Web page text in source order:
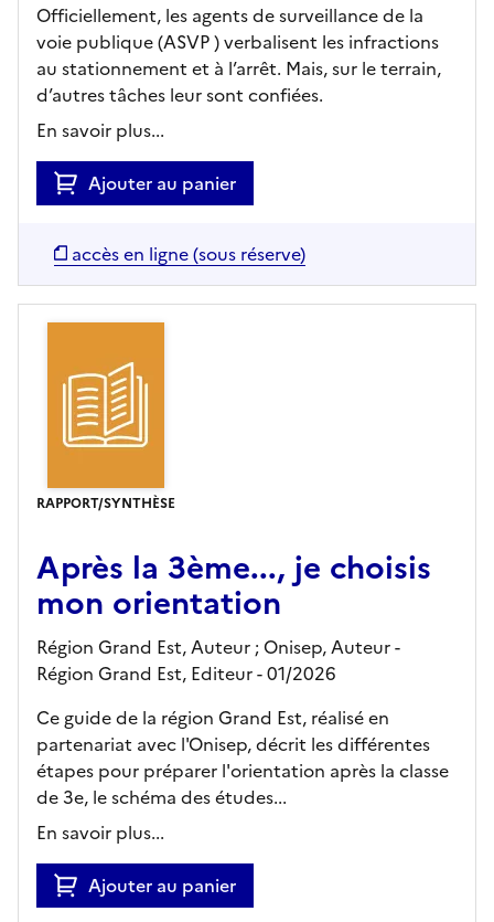
Officiellement, les agents de surveillance de la
voie publique (ASVP ) verbalisent les infractions
au stationnement et à l’arrêt. Mais, sur le terrain,
d’autres tâches leur sont confiées.
En savoir plus...
Ajouter au panier
accès en ligne (sous réserve)
RAPPORT/SYNTHÈSE
Après la 3ème..., je choisis
mon orientation
Région Grand Est, Auteur ; Onisep, Auteur -
Région Grand Est, Editeur- 01/2026
Ce guide de la région Grand Est, réalisé en
partenariat avec l'Onisep, décrit les différentes
étapes pour préparer l'orientation après la classe
de 3e, le schéma des études...
En savoir plus...
Ajouter au panier